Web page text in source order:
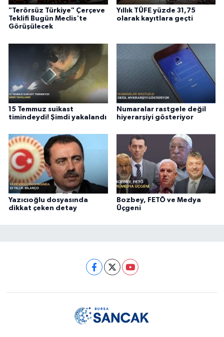
"Terörsüz Türkiye" Çerçeve
Teklifi Bugün Meclis'te
Görüşülecek
Yıllık TÜFE yüzde 31,75
olarak kayıtlara geçti
15 Temmuz suikast
timindeydi! Şimdi yakalandı
Numaralar rastgele değil
hiyerarşiyi gösteriyor
Yazıcıoğlu dosyasında
dikkat çeken detay
Bozbey, FETÖ ve Medya
Üçgeni